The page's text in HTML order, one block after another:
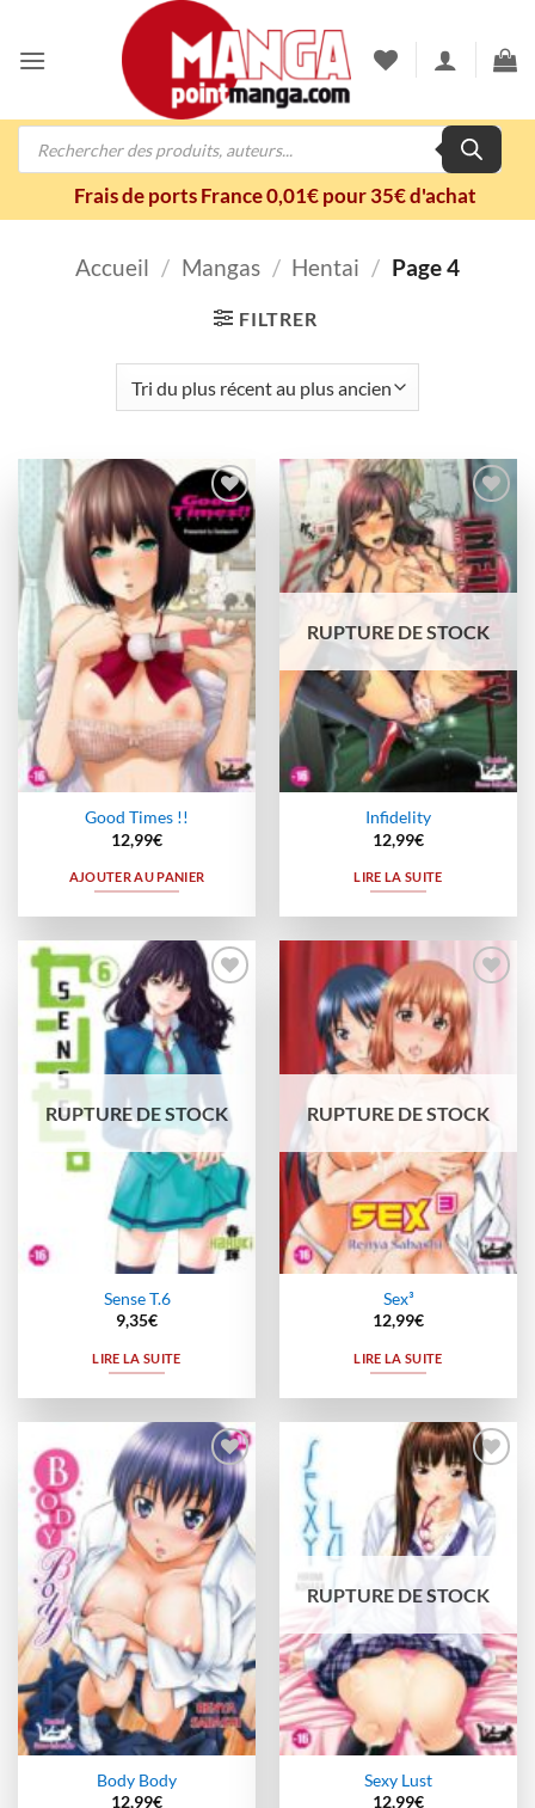
contenu
Recherche
Frais de ports France 0,01€ pour 35€ d'achat
Accueil / Mangas / Hentai / Page 4
FILTRER
Ajouter
à la
wishlist
Good Times !!
12,99€
AJOUTER AU PANIER
Ajouter
à la
wishlist
RUPTURE DE STOCK
Infidelity
12,99€
LIRE LA SUITE
Ajouter
à la
wishlist
RUPTURE DE STOCK
Sense T.6
9,35€
LIRE LA SUITE
Ajouter
wishlist
RUPTURE DE STOCK
Sex³
12,99€
LIRE LA SUITE
Ajouter
à la
wishlist
Body Body
12,99€
Ajouter
à la
wishlist
RUPTURE DE STOCK
Sexy Lust
12,99€